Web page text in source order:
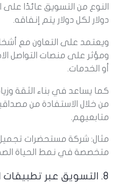
دولار لكل دولار يتم إنفاقه.
ويعتمد على التعاون مع
ومؤثر على منصات التواصل
أو الخدمات.
كما يساعد في بناء الثقة
من خلال الاستفادة من
متابعيهم.
مثال: شركة مستحضرات
متخصصة في نمط الحياة
8. التسويق عبر تطبيقات الهاتف المحمول